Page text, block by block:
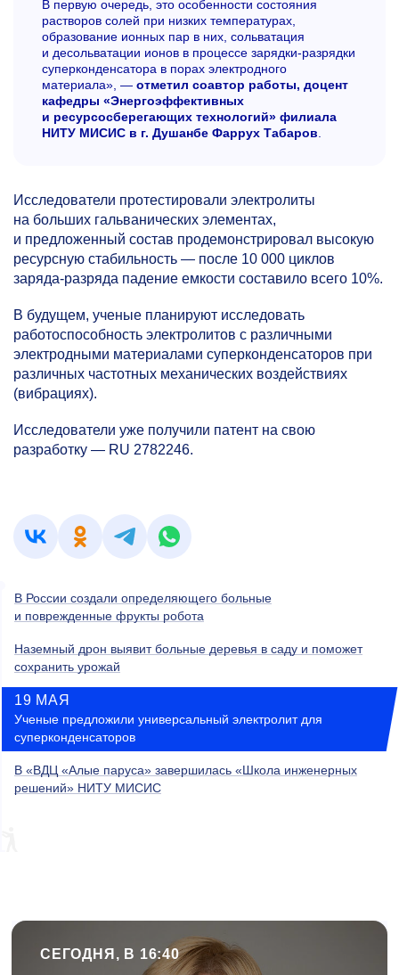
В первую очередь, это особенности состояния
растворов солей при низких температурах,
образование ионных пар в них, сольватация
и десольватации ионов в процессе зарядки-разрядки
суперконденсатора в порах электродного
материала», — отметил соавтор работы, доцент
кафедры «Энергоэффективных
и ресурсосберегающих технологий» филиала
НИТУ МИСИС в г. Душанбе Фаррух Табаров
Исследователи протестировали электролиты
на больших гальванических элементах,
и предложенный состав продемонстрировал высокую
ресурсную стабильность — после 10 000 циклов
заряда-разряда падение емкости составило всего 10%.
В будущем, ученые планируют исследовать
работоспособность электролитов с различными
электродными материалами суперконденсаторов при
различных частотных механических воздействиях
(вибрациях).
Исследователи уже получили патент на свою
разработку — RU 2782246.
В России создали определяющего больные
и поврежденные фрукты робота
Наземный дрон выявит больные деревья в саду и поможет
сохранить урожай
19 МАЯ
Ученые предложили универсальный электролит для
суперконденсаторов
В «ВДЦ «Алые паруса» завершилась «Школа инженерных
решений» НИТУ МИСИС
СЕГОДНЯ, В 16:40